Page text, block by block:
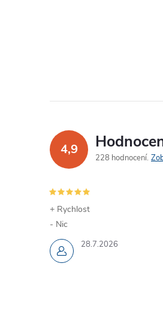
4,9
228 hodnocení
28.7.2026
+ Rychlost
- Nic